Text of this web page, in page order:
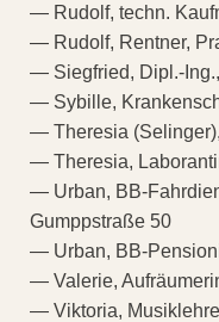
— Rudolf, techn.
— Rudolf, Rentner,
— Siegfried, Dipl.-
— Sybille,
— Theresia
— Theresia,
— Urban, BB-
Gumppstraße 50
— Urban, BB-
— Valerie,
— Viktoria,